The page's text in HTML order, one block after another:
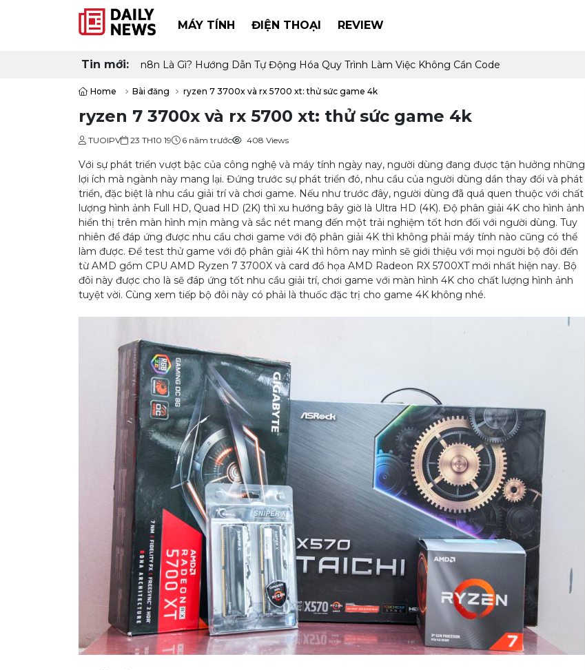
MÁY TÍNH ĐIỆN THOẠI REVIEW
Tin mới: n8n Là Gì? Hướng Dẫn Tự Động Hóa Quy Trình Làm Việc Không Cần Code
Home Bài đăng ryzen 7 3700x và rx 5700 xt: thử sức game 4k
ryzen 7 3700x và rx 5700 xt: thử sức game 4k
TUOIPV 23 TH10 19 6 năm trước 408 Views
Với sự phát triển vượt bậc của công nghệ và máy tính ngày nay, người dùng đang được tận hưởng những
lợi ích mà ngành này mang lại. Đứng trước sự phát triển đó, nhu cầu của người dùng dần thay đổi và phát
triển, đặc biệt là nhu cầu giải trí và chơi game. Nếu như trước đây, người dùng đã quá quen thuộc với chất
lượng hình ảnh Full HD, Quad HD (2K) thì xu hướng bây giờ là Ultra HD (4K). Độ phân giải 4K cho hình ảnh
hiển thị trên màn hình mịn màng và sắc nét mang đến một trải nghiệm tốt hơn đối với người dùng. Tuy
nhiên để đáp ứng được nhu cầu chơi game với độ phân giải 4K thì không phải máy tính nào cũng có thể
làm được. Để test thử game với độ phân giải 4K thì hôm nay mình sẽ giới thiệu với mọi người bộ đôi đến
từ AMD gồm CPU AMD Ryzen 7 3700X và card đồ họa AMD Radeon RX 5700XT mới nhất hiện nay. Bộ
đôi này được cho là sẽ đáp ứng tốt nhu cầu giải trí, chơi game với màn hình 4K cho chất lượng hình ảnh
tuyệt vời. Cùng xem tiếp bộ đôi này có phải là thuốc đặc trị cho game 4K không nhé.